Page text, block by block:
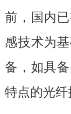
前，国内
感技术为
备，如具
特点的光纤